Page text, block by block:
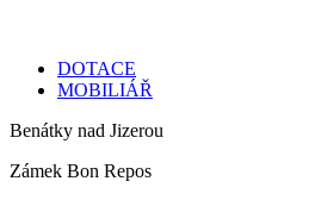
DOTACE
MOBILIÁŘ
Benátky nad Jizerou
Zámek Bon Repos